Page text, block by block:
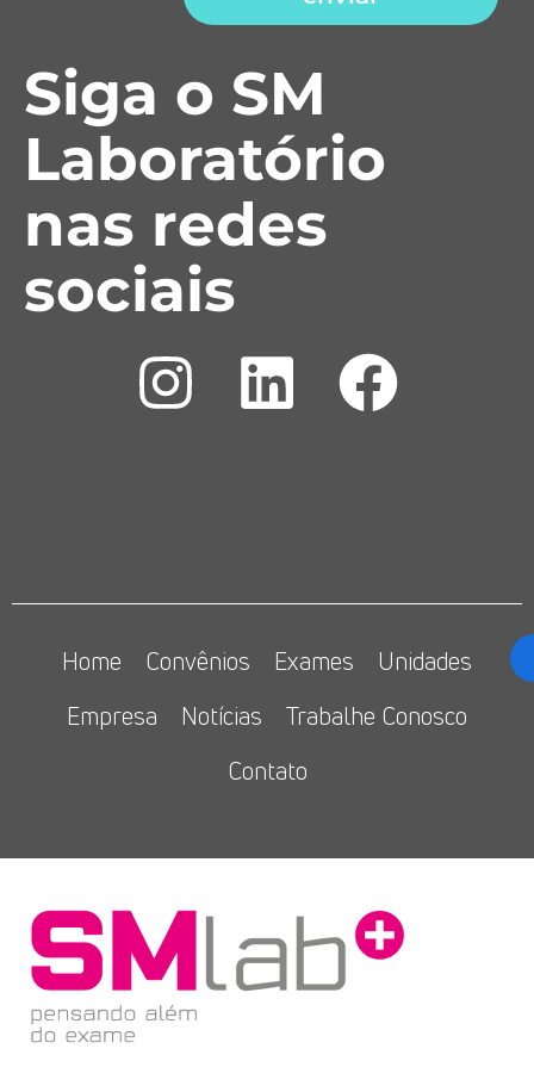
Siga o SM
Laboratório
nas redes
sociais
Home Convênios Exames
Unidades
Empresa
Notícias
Trabalhe Conosco
Contato